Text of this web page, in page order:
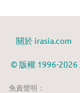
關於 irasia.com
© 版權 1996-2026
免責聲明：